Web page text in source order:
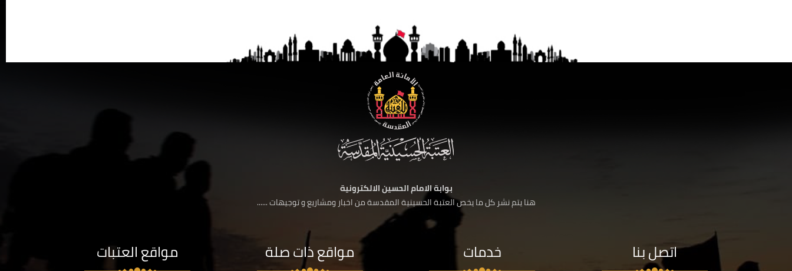
بوابة الامام الحسين الالكترونية
هنا يتم نشر كل ما يخص العتبة الحسينية المقدسة من اخبار ومشاريع و توجيهات ......
اتصل بنا خدمات مواقع ذات صلة مواقع العتبات